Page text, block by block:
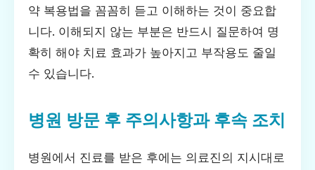
약 복용법을 꼼꼼히 듣고 이해하는 것이 중요합
니다. 이해되지 않는 부분은 반드시 질문하여 명
확히 해야 치료 효과가 높아지고 부작용도 줄일
수 있습니다.
병원 방문 후 주의사항과 후속 조치
병원에서 진료를 받은 후에는 의료진의 지시대로